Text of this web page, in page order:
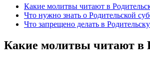
Какие молитвы читают в
Что нужно знать о Родительской
Что запрещено делать в
Какие молитвы читают в